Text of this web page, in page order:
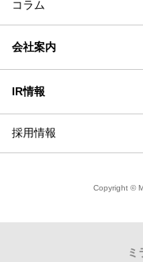
高機能樹脂製品事業
成形機事業(株式会社山
樹脂・金属加工事業(
コラム
会社案内
ごあいさつ
経営理念
IR情報
株主の皆様へ（経営方
採用情報
Copyright ©
ミ